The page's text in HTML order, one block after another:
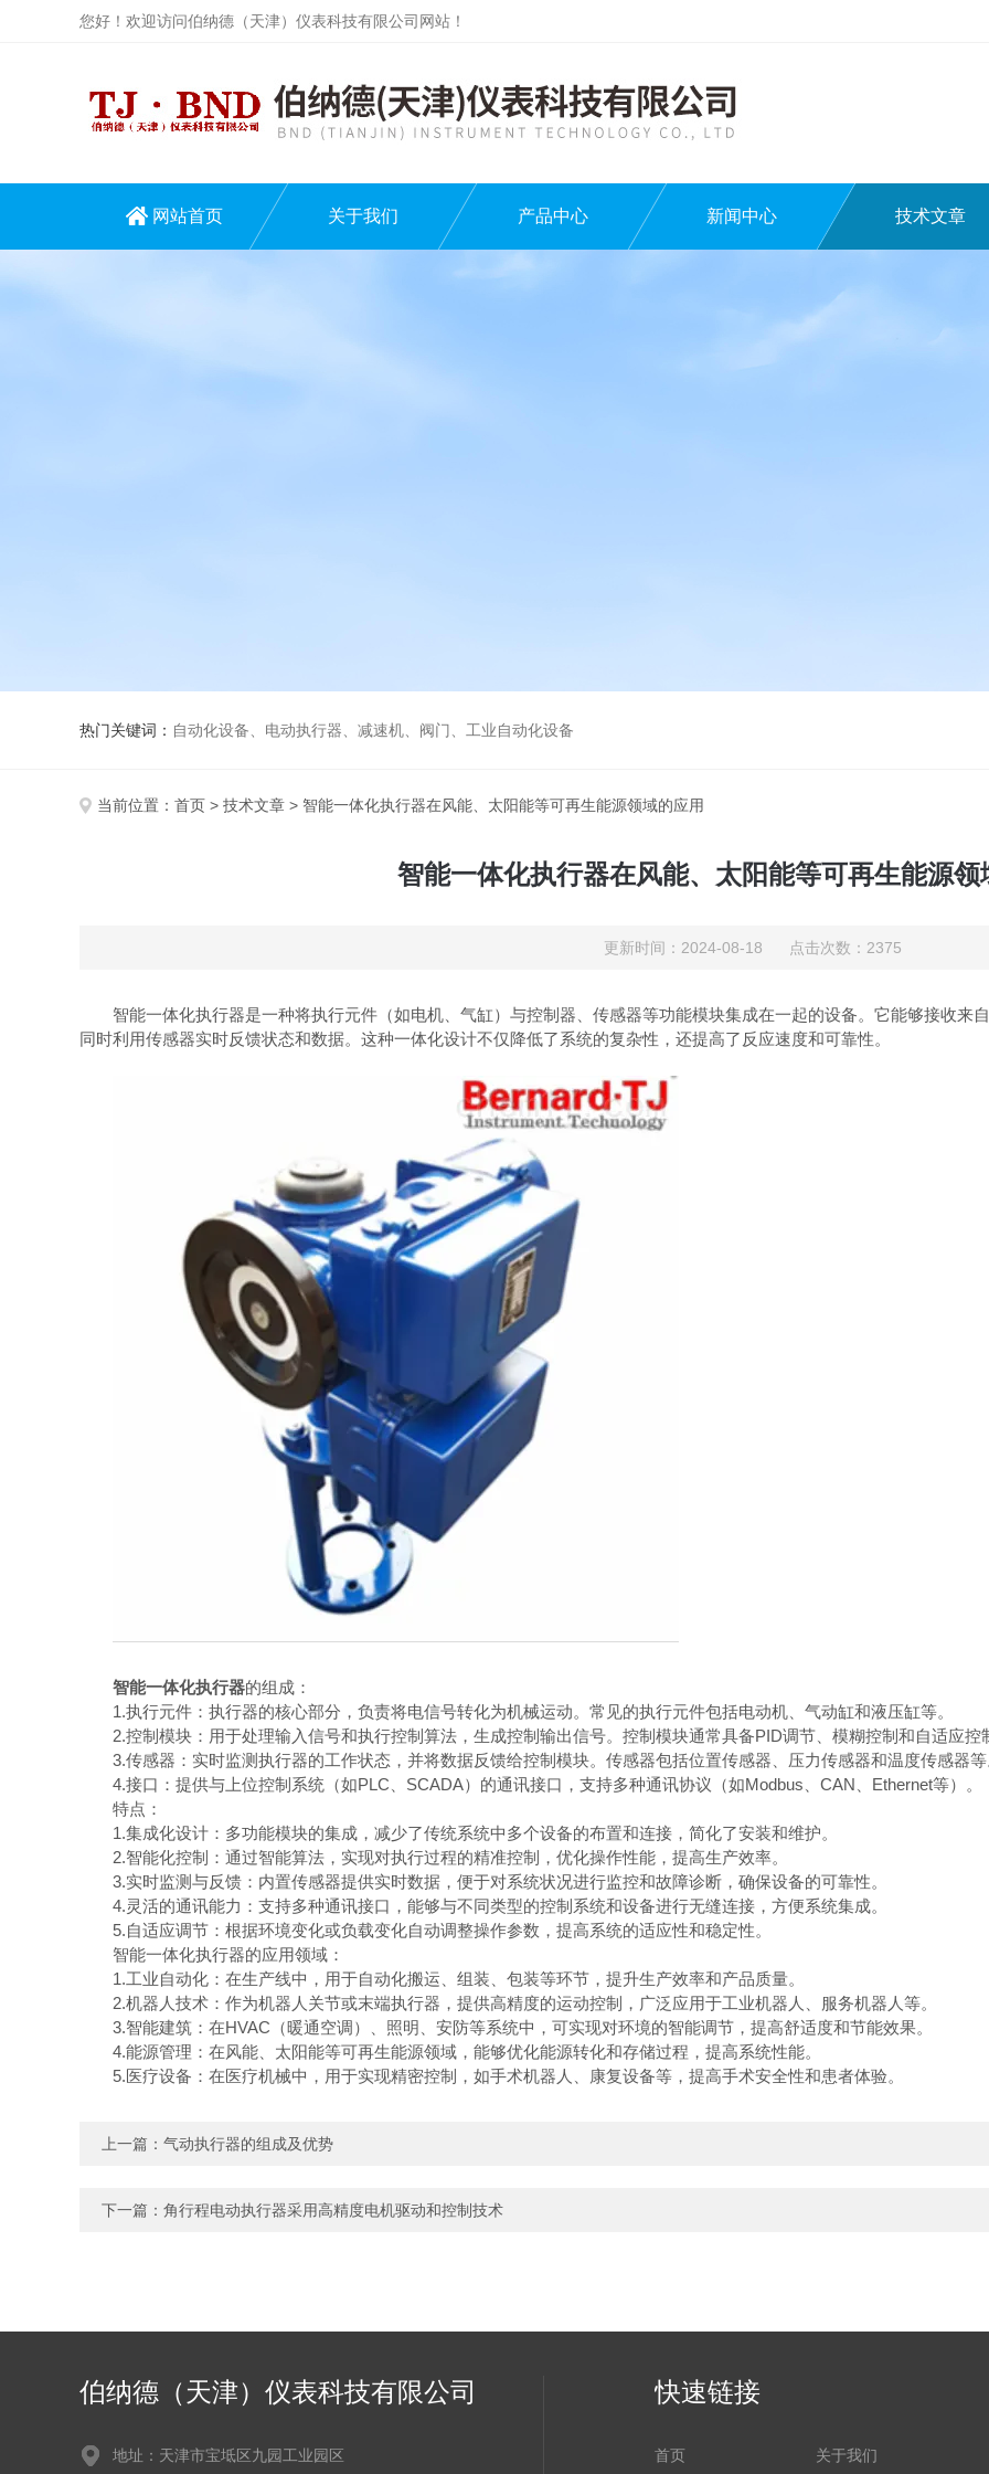
您好！欢迎访问伯纳德（天津）仪表科技有限公司网站！
网站首页 关于我们 产品中心 新闻中心 技术文章
热门关键词： 自动化设备、电动执行器、减速机、阀门、工业自动化设备
当前位置： 首页 > 技术文章 > 智能一体化执行器在风能、太阳能等可再生能源领域的应用
智能一体化执行器在风能、太阳能等可再生能源领
更新时间：2024-08-18 点击次数：2375
智能一体化执行器是一种将执行元件（如电机、气缸）与控制器、传感器等功能模块集成在一起的设备。它能够接收来
同时利用传感器实时反馈状态和数据。这种一体化设计不仅降低了系统的复杂性，还提高了反应速度和可靠性。
智能一体化执行器的组成：
1.执行元件：执行器的核心部分，负责将电信号转化为机械运动。常见的执行元件包括电动机、气动缸和液压缸等。
2.控制模块：用于处理输入信号和执行控制算法，生成控制输出信号。控制模块通常具备PID调节、模糊控制和自适应控
3.传感器：实时监测执行器的工作状态，并将数据反馈给控制模块。传感器包括位置传感器、压力传感器和温度传感器
4.接口：提供与上位控制系统（如PLC、SCADA）的通讯接口，支持多种通讯协议（如Modbus、CAN、Ethernet等）。
特点：
1.集成化设计：多功能模块的集成，减少了传统系统中多个设备的布置和连接，简化了安装和维护。
2.智能化控制：通过智能算法，实现对执行过程的精准控制，优化操作性能，提高生产效率。
3.实时监测与反馈：内置传感器提供实时数据，便于对系统状况进行监控和故障诊断，确保设备的可靠性。
4.灵活的通讯能力：支持多种通讯接口，能够与不同类型的控制系统和设备进行无缝连接，方便系统集成。
5.自适应调节：根据环境变化或负载变化自动调整操作参数，提高系统的适应性和稳定性。
智能一体化执行器的应用领域：
1.工业自动化：在生产线中，用于自动化搬运、组装、包装等环节，提升生产效率和产品质量。
2.机器人技术：作为机器人关节或末端执行器，提供高精度的运动控制，广泛应用于工业机器人、服务机器人等。
3.智能建筑：在HVAC（暖通空调）、照明、安防等系统中，可实现对环境的智能调节，提高舒适度和节能效果。
4.能源管理：在风能、太阳能等可再生能源领域，能够优化能源转化和存储过程，提高系统性能。
5.医疗设备：在医疗机械中，用于实现精密控制，如手术机器人、康复设备等，提高手术安全性和患者体验。
上一篇： 气动执行器的组成及优势
下一篇： 角行程电动执行器采用高精度电机驱动和控制技术
伯纳德（天津）仪表科技有限公司
地址：天津市宝坻区九园工业园区
快速链接
首页 关于我们